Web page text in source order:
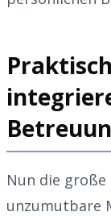
Nun die große
unzumutbare